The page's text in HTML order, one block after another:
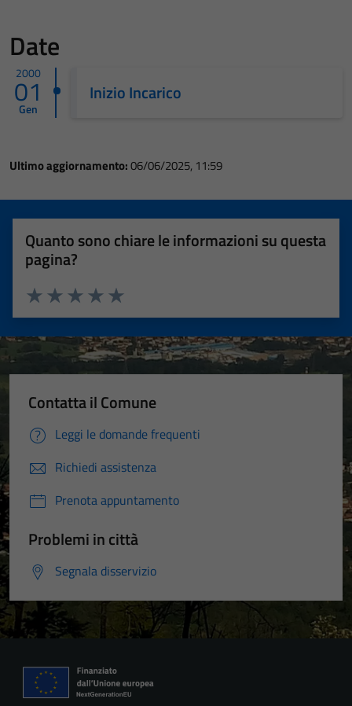
Date
2000
01
Gen
Inizio Incarico
Ultimo aggiornamento:06/06/2025, 11:59
Quanto sono chiare le informazioni su questa
pagina?
Valuta 5 stelle su 5
Valuta 4 stelle su 5
Valuta 3 stelle su 5
Valuta 2 stelle su 5
Valuta 1 stelle su 5
Contatta il Comune
Leggi le domande frequenti
Richiedi assistenza
Prenota appuntamento
Problemi in città
Segnala disservizio